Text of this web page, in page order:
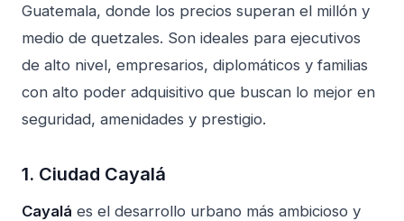
Guatemala, donde los precios superan el millón y
medio de quetzales. Son ideales para ejecutivos
de alto nivel, empresarios, diplomáticos y familias
con alto poder adquisitivo que buscan lo mejor en
seguridad, amenidades y prestigio.
1. Ciudad Cayalá
Cayalá es el desarrollo urbano más ambicioso y